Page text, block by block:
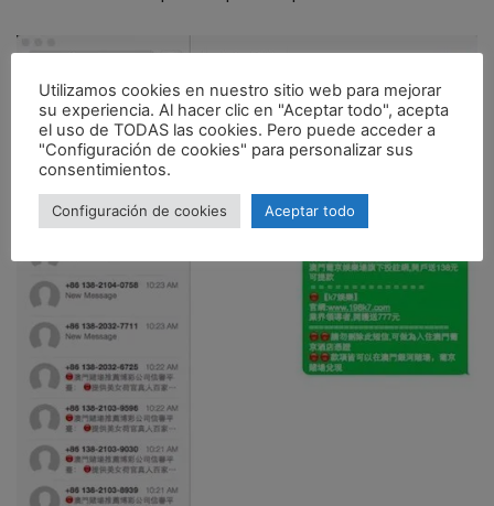
Utilizamos cookies en nuestro sitio web para mejorar
su experiencia. Al hacer clic en "Aceptar todo", acepta
el uso de TODAS las cookies. Pero puede acceder a
"Configuración de cookies" para personalizar sus
consentimientos.
Configuración de cookies Aceptar todo